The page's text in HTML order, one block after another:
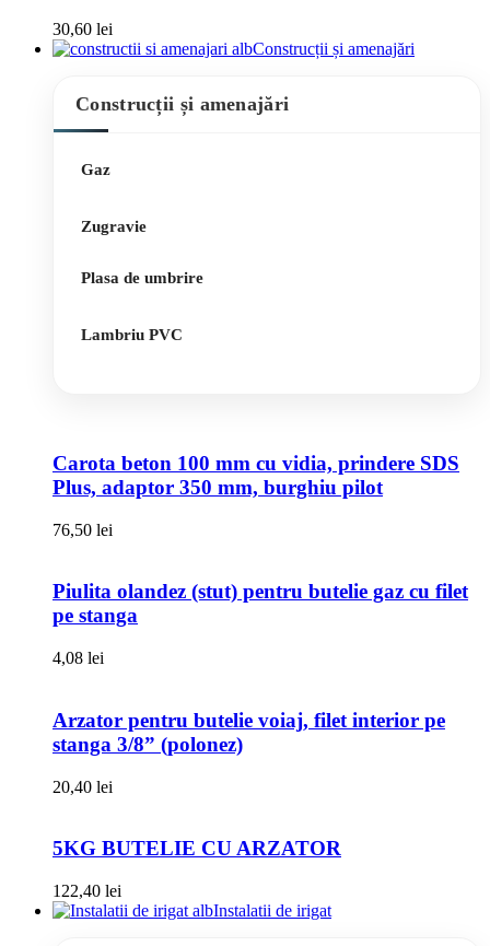
30,60 lei
Construcții și amenajări
Construcții și amenajări
Gaz
Zugravie
Plasa de umbrire
Lambriu PVC
Carota beton 100 mm cu vidia, prindere SDS
Plus, adaptor 350 mm, burghiu pilot
76,50 lei
Piulita olandez (stut) pentru butelie gaz cu filet
pe stanga
4,08 lei
Arzator pentru butelie voiaj, filet interior pe
stanga 3/8” (polonez)
20,40 lei
5KG BUTELIE CU ARZATOR
122,40 lei
Instalatii de irigat